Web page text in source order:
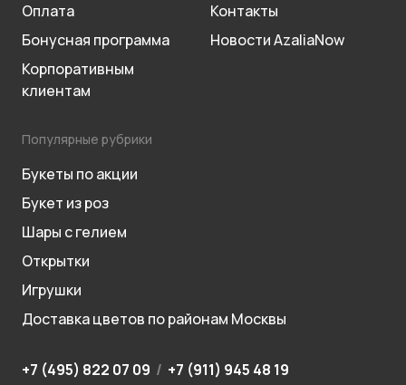
Оплата
Бонусная программа
Корпоративным
клиентам
Контакты
Новости AzaliaNow
Популярные рубрики
Букеты по акции
Букет из роз
Шары с гелием
Открытки
Игрушки
Доставка цветов по районам Москвы
+7 (495) 822 07 09 / +7 (911) 945 48 19